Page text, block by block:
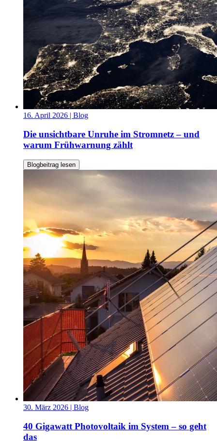
16. April 2026 | Blog
Die unsichtbare Unruhe im Stromnetz – und
warum Frühwarnung zählt
Blogbeitrag lesen
30. März 2026 | Blog
40 Gigawatt Photovoltaik im System – so geht
das